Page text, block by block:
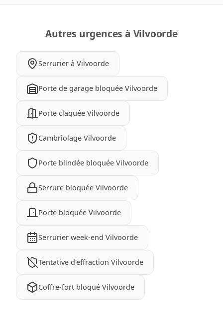
Autres urgences à Vilvoorde
Serrurier à Vilvoorde
Porte de garage bloquée Vilvoorde
Porte claquée Vilvoorde
Cambriolage Vilvoorde
Porte blindée bloquée Vilvoorde
Serrure bloquée Vilvoorde
Porte bloquée Vilvoorde
Serrurier week-end Vilvoorde
Tentative d'effraction Vilvoorde
Coffre-fort bloqué Vilvoorde